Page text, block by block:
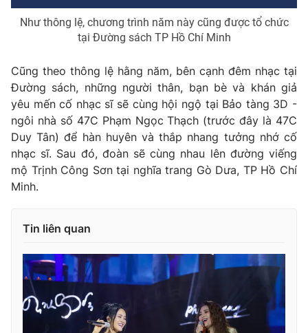
Ðiện thoại Thời báo VTV:024.66 897 897
Email: toasoan@vtv.vn
Liên hệ quảng cáo:
024-7300.7108
thuận bằng văn bản. Ghi rõ nguồn VTV.vn khi phát hành lại
thông tin từ website này.
Như thông lệ, chương trình năm này cũng được tổ chức
tại Đường sách TP Hồ Chí Minh
Cũng theo thông lệ hằng năm, bên cạnh đêm nhạc tại
Đường sách, những người thân, bạn bè và khán giả
yêu mến cố nhạc sĩ sẽ cùng hội ngộ tại Bảo tàng 3D -
ngôi nhà số 47C Phạm Ngọc Thạch (trước đây là 47C
Duy Tân) để hàn huyên và thắp nhang tưởng nhớ cố
nhạc sĩ. Sau đó, đoàn sẽ cùng nhau lên đường viếng
mộ Trịnh Công Sơn tại nghĩa trang Gò Dưa, TP Hồ Chí
Minh.
Tin liên quan